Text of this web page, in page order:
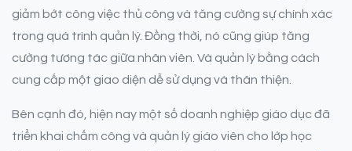
giảm bớt công việc thủ công và tăng cường sự chính xác
trong quá trình quản lý. Đồng thời, nó cũng giúp tăng
cường tương tác giữa nhân viên. Và quản lý bằng cách
cung cấp một giao diện dễ sử dụng và thân thiện.
Bên cạnh đó, hiện nay một số doanh nghiệp giáo dục đã
triển khai chấm công và quản lý giáo viên cho lớp học